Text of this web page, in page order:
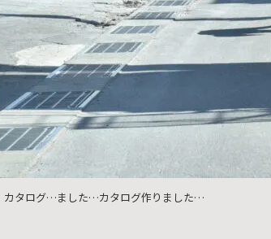
カタログ…ました…カタログ作りました…